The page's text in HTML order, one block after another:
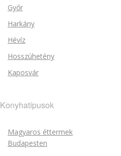
Győr
Harkány
Hévíz
Hosszúhetény
Kaposvár
Konyhatípusok
Magyaros éttermek
Budapesten